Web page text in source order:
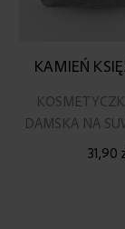
KAMIEŃ
DAMSKA NA
Z 31,90